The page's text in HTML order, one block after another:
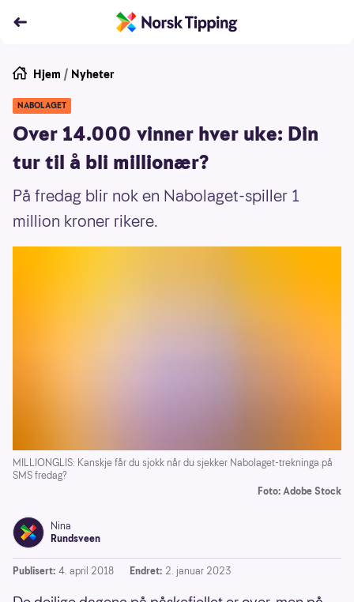
Hjem / Nyheter
NABOLAGET
Over 14.000 vinner hver uke: Din
tur til å bli millionær?
På fredag blir nok en Nabolaget-spiller 1
million kroner rikere.
MILLIONGLIS: Kanskje får du sjokk når du sjekker Nabolaget-trekninga på
SMS fredag?
Foto: Adobe Stock
Nina
Rundsveen
Publisert: 4. april 2018 Endret: 2. januar 2023